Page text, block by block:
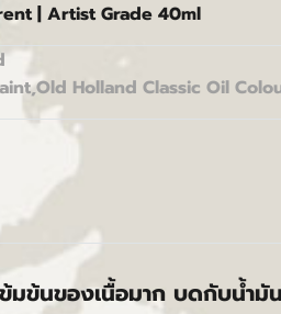
| Artist Grade 40ml
,Old Holland Classic Oil
ข้มข้นของเนื้อมาก บดกับน้ำ